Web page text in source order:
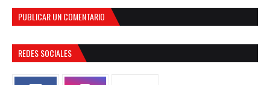
PUBLICAR UN COMENTARIO
REDES SOCIALES